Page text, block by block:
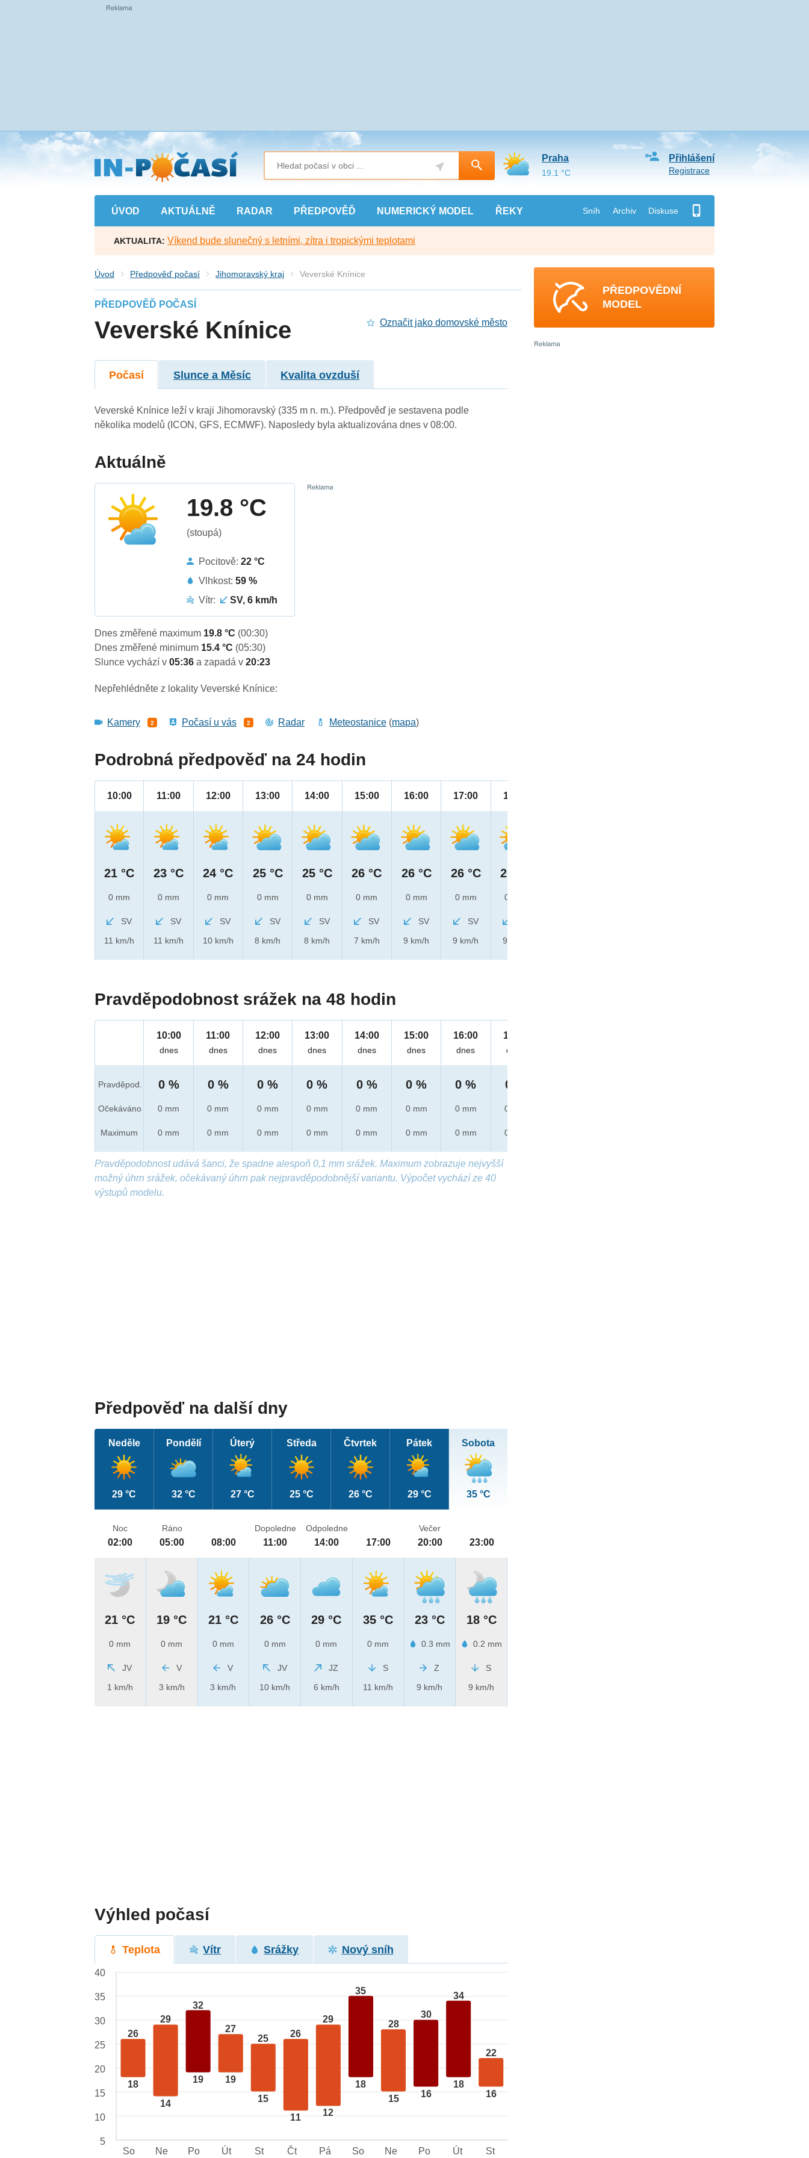
Přejít
na
hlavní
obsah
ÚVOD AKTUÁLNĚ RADAR PŘEDPOVĚĎ NUMERICKÝ MODEL ŘEKY Sníh Archiv Diskuse
Přihlášení
Registrace
Praha
19.1 °C
AKTUALITA: Víkend bude slunečný s letními, zítra i tropickými teplotami
Úvod Předpověď počasí Jihomoravský kraj Veverské Knínice
PŘEDPOVĚĎ POČASÍ
Veverské Knínice Označit jako domovské město
Počasí Slunce a Měsíc Kvalita ovzduší
Veverské Knínice leží v kraji Jihomoravský (335 m n. m.). Předpověď je sestavena podle
několika modelů (ICON, GFS, ECMWF). Naposledy byla aktualizována dnes v 08:00.
Aktuálně
19.8 °C
(stoupá)
Pocitově:22 °C
Vlhkost:59 %
Vítr:
SV, 6 km/h
Dnes změřené maximum 19.8 °C (00:30)
Dnes změřené minimum 15.4 °C (05:30)
Slunce vychází v05:36a zapadá v20:23
Nepřehlédněte z lokality Veverské Knínice:
Kamery 2 Počasí u vás 2 Radar Meteostanice (mapa)
Podrobná předpověď na 24 hodin
10:00
21 °C
0 mm
SV
11 km/h
11:00
23 °C
0 mm
SV
11 km/h
12:00
24 °C
0 mm
SV
10 km/h
13:00
25 °C
0 mm
SV
8 km/h
14:00
25 °C
0 mm
SV
8 km/h
15:00
26 °C
0 mm
SV
7 km/h
16:00
26 °C
0 mm
SV
9 km/h
17:00
26 °C
0 mm
SV
9 km/h
18:00
26 °C
0 mm
9 km/h
Pravděpodobnost srážek na 48 hodin
Pravděpod.
Očekáváno
Maximum
10:00
dnes
0 %
0 mm
0 mm
11:00
dnes
0 %
0 mm
0 mm
12:00
dnes
0 %
0 mm
0 mm
13:00
dnes
0 %
0 mm
0 mm
14:00
dnes
0 %
0 mm
0 mm
15:00
dnes
0 %
0 mm
0 mm
16:00
dnes
0 %
0 mm
0 mm
17:00
dnes
0 %
0 mm
0 mm
Pravděpodobnost udává šanci, že spadne alespoň 0,1 mm srážek. Maximum zobrazuje nejvyšší
možný úhrn srážek, očekávaný úhrn pak nejpravděpodobnější variantu. Výpočet vychází ze 40
výstupů modelu.
Předpověď na další dny
Neděle
29 °C
Pondělí
32 °C
Úterý
27 °C
Středa
25 °C
Čtvrtek
26 °C
Pátek
29 °C
Sobota
35 °C
Noc
02:00
21 °C
0 mm
JV
1 km/h
Ráno
05:00
19 °C
0 mm
V
3 km/h
08:00
21 °C
0 mm
V
3 km/h
Dopoledne
11:00
26 °C
0 mm
JV
10 km/h
Odpoledne
14:00
29 °C
0 mm
JZ
6 km/h
17:00
35 °C
0 mm
S
11 km/h
Večer
20:00
23 °C
0.3 mm
Z
9 km/h
23:00
18 °C
0.2 mm
S
9 km/h
Výhled počasí
Teplota Vítr Srážky Nový sníh
26
18
29
14
32
19
27
19
25
15
26
11
29
12
35
18
28
15
30
16
34
18
22
16
40
35
30
25
20
15
10
5
So
Ne Po Út St Čt Pá So Ne Po Út St
PŘEDPOVĚDNÍ
MODEL